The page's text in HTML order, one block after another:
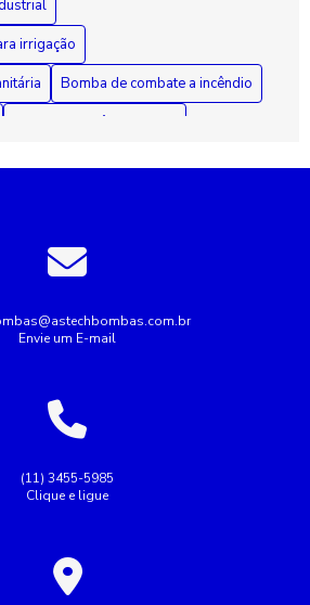
irrigação
Bomba de combate a incêndio
Bombas submersas
submersa
Conserto de bombas
de motores
hidráulica
de painel elétrico
bombas de recalque
Envie um E-mail
(11) 3455-5985
Clique e ligue